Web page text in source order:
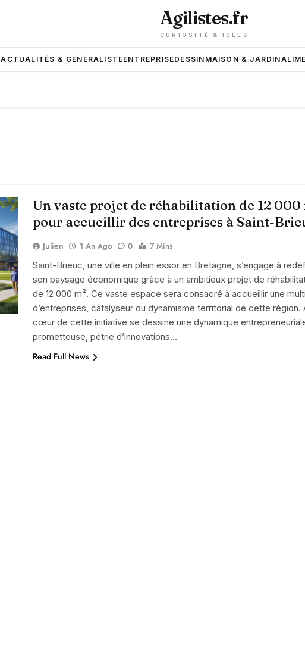
Agilistes.fr
CURIOSITÉ & IDÉES
ACTUALITÉS & GÉNÉRALISTEENTREPRISEDESSIN MAISON & JARDIN
Un vaste projet de réhabilitation de 12 000
pour accueillir des entreprises à Saint-
Julien 1 An Ago 0
7 Mins
Saint-Brieuc, une ville en plein essor en Bretagne, s’engage à
son paysage économique grâce à un ambitieux projet de
de 12 000 m². Ce vaste espace sera consacré à accueillir une
d’entreprises, catalyseur du dynamisme territorial de cette région.
cœur de cette initiative se dessine une dynamique
prometteuse, pétrie d’innovations…
Read Full News